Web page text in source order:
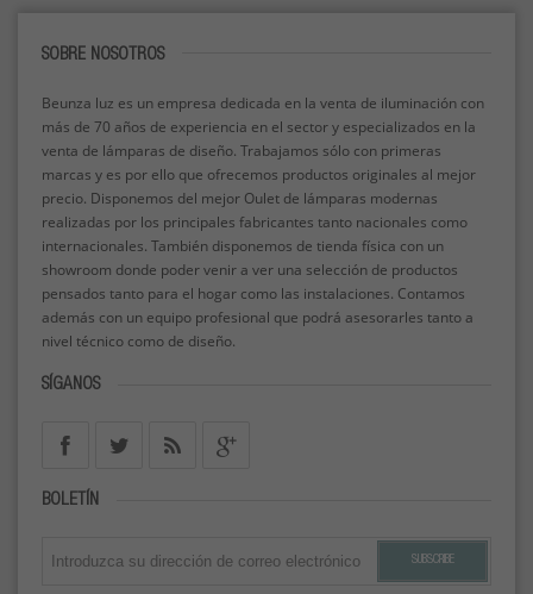
SOBRE NOSOTROS
Beunza luz es un empresa dedicada en la venta de iluminación con
más de 70 años de experiencia en el sector y especializados en la
venta de lámparas de diseño. Trabajamos sólo con primeras
marcas y es por ello que ofrecemos productos originales al mejor
precio. Disponemos del mejor Oulet de lámparas modernas
realizadas por los principales fabricantes tanto nacionales como
internacionales. También disponemos de tienda física con un
showroom donde poder venir a ver una selección de productos
pensados tanto para el hogar como las instalaciones. Contamos
además con un equipo profesional que podrá asesorarles tanto a
nivel técnico como de diseño.
SÍGANOS
BOLETÍN
SUBSCRIBE